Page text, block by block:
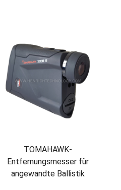
TOMAHAWK-
Entfernungsmesser für
angewandte Ballistik